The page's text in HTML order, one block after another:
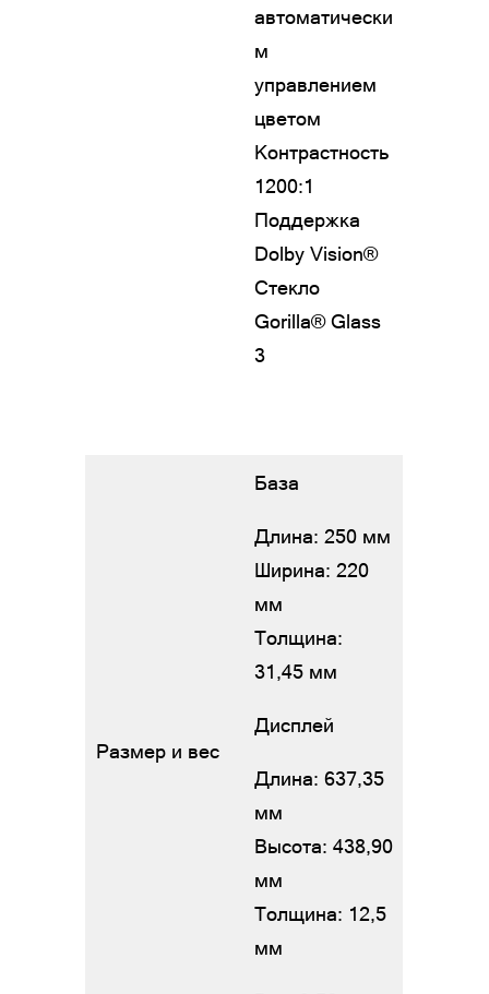
автоматически
м
управлением
цветом
Контрастность
1200:1
Поддержка
Dolby Vision®
Стекло
Gorilla® Glass
3
Размер и вес
База
Длина: 250 мм
Ширина: 220
мм
Толщина:
31,45 мм
Дисплей
Длина: 637,35
мм
Высота: 438,90
мм
Толщина: 12,5
мм